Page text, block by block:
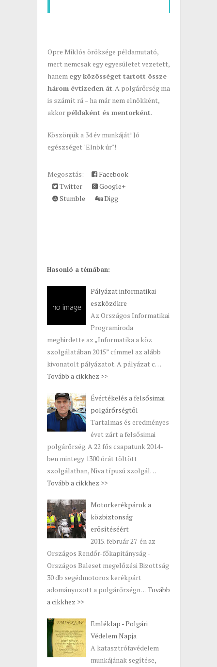
Opre Miklós öröksége példamutató,
mert nemcsak egy egyesületet vezetett,
hanem egy közösséget tartott össze
három évtizeden át. A polgárőrség ma
is számít rá – ha már nem elnökként,
akkorpéldaként és mentorként.
Köszönjük a 34 év munkáját! Jó
egészséget "Elnök úr"!
Megosztás:
Facebook
Twitter
Google+
Stumble
Digg
Hasonló a témában:
Pályázat informatikai
eszközökre
Az Országos Informatikai
Programiroda
meghirdette az „Informatika a köz
szolgálatában 2015” címmel az alább
kivonatolt pályázatot. A pályázat c…
Tovább a cikkhez >>
Évértékelés a felsősimai
polgárőrségtől
Tartalmas és eredményes
évet zárt a felsősimai
polgárőrség. A 22 fős csapatunk 2014-
ben mintegy 1300 órát töltött
szolgálatban, Niva típusú szolgál…
Tovább a cikkhez >>
Motorkerékpárok a
közbiztonság
erősítéséért
2015. február 27-én az
Országos Rendőr-főkapitányság -
Országos Baleset megelőzési Bizottság
30 db segédmotoros kerékpárt
adományozott a polgárőrségn…Tovább
a cikkhez >>
Emléklap - Polgári
Védelem Napja
A katasztrófavédelem
munkájának segítése,